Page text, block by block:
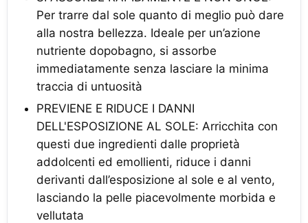
Per trarre dal sole quanto di meglio può dare
alla nostra bellezza. Ideale per un’azione
nutriente dopobagno, si assorbe
immediatamente senza lasciare la minima
traccia di untuosità
PREVIENE E RIDUCE I DANNI
DELL'ESPOSIZIONE AL SOLE: Arricchita con
questi due ingredienti dalle proprietà
addolcenti ed emollienti, riduce i danni
derivanti dall’esposizione al sole e al vento,
lasciando la pelle piacevolmente morbida e
vellutata